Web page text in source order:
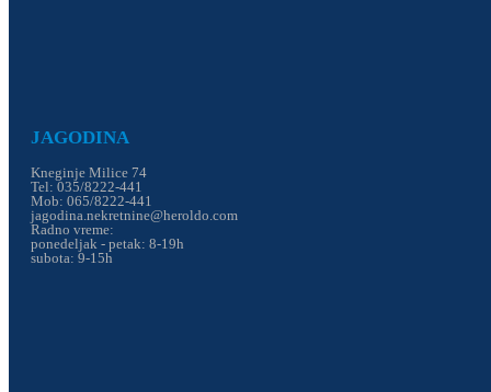
JAGODINA
Kneginje Milice 74
Tel: 035/8222-441
Mob: 065/8222-441
jagodina.nekretnine@heroldo.com
Radno vreme:
ponedeljak - petak: 8-19h
subota: 9-15h